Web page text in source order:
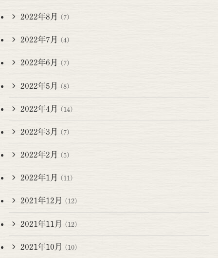
2022年8月 (7)
2022年7月 (4)
2022年6月 (7)
2022年5月 (8)
2022年4月 (14)
2022年3月 (7)
2022年2月 (5)
2022年1月 (11)
2021年12月 (12)
2021年11月 (12)
2021年10月 (10)